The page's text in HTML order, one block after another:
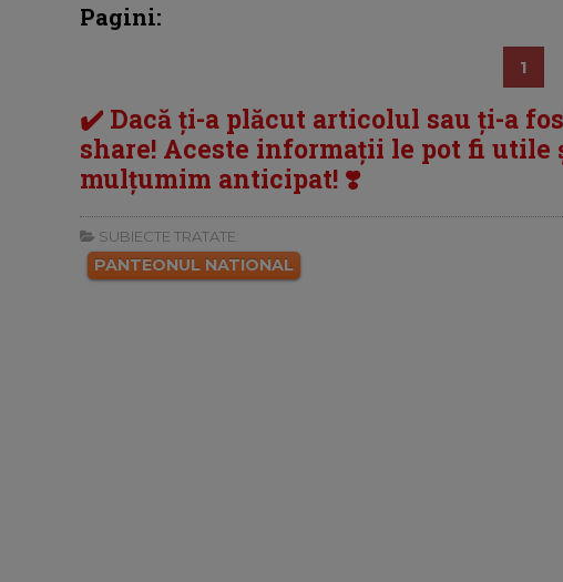
Pagini:
1
✔️ Dacă ți-a plăcut articolul sau ți-a
share! Aceste informații le pot fi
mulțumim anticipat! ❣️
SUBIECTE TRATATE:
PANTEONUL NATIONAL